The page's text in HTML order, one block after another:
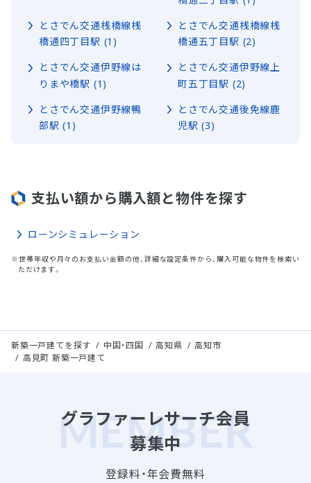
とさでん交通桟橋線桟
橋通四丁目駅 (1)
とさでん交通桟橋線桟
橋通五丁目駅 (2)
とさでん交通伊野線は
りまや橋駅 (1)
とさでん交通伊野線上
町五丁目駅 (2)
とさでん交通伊野線鴨
部駅 (1)
とさでん交通後免線鹿
児駅 (3)
支払い額から購入額と物件を探す
ローンシミュレーション
※世帯年収や月々のお支払い金額の他、詳細な設定条件から、購入可能な物件を検索い
ただけます。
新築一戸建てを探す 中国・四国 高知県
高知市
高見町 新築一戸建て
グラファーレサーチ会員
募集中
登録料・年会費無料